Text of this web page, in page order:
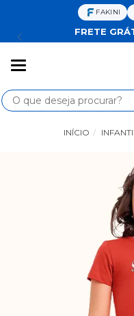
FAKINI
FRETE
Busca
INÍCIO